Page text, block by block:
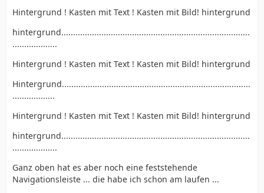
Hintergrund ! Kasten mit Text ! Kasten mit Bild! hintergrund
hintergrund................................................................................
...................
Hintergrund ! Kasten mit Text ! Kasten mit Bild! hintergrund
Hintergrund................................................................................
..................
Hintergrund ! Kasten mit Text ! Kasten mit Bild! hintergrund
hintergrund................................................................................
...................
Ganz oben hat es aber noch eine feststehende
Navigationsleiste ... die habe ich schon am laufen ...